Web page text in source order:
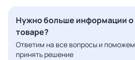
Нужно больше информации о
товаре?
Ответим на все вопросы и поможем
принять решение